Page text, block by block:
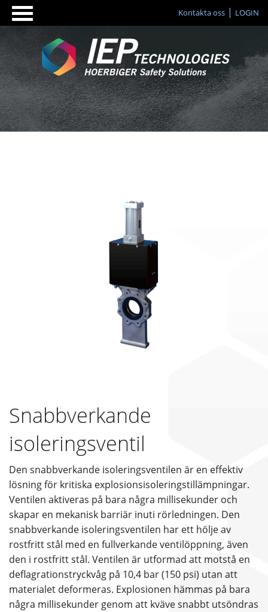
Kontakta oss LOGIN
Snabbverkande
isoleringsventil
Den snabbverkande isoleringsventilen är en effektiv
lösning för kritiska explosionsisoleringstillämpningar.
Ventilen aktiveras på bara några millisekunder och
skapar en mekanisk barriär inuti rörledningen. Den
snabbverkande isoleringsventilen har ett hölje av
rostfritt stål med en fullverkande ventilöppning, även
den i rostfritt stål. Ventilen är utformad att motstå en
deflagrationstryckvåg på 10,4 bar (150 psi) utan att
materialet deformeras. Explosionen hämmas på bara
några millisekunder genom att kväve snabbt utsöndras